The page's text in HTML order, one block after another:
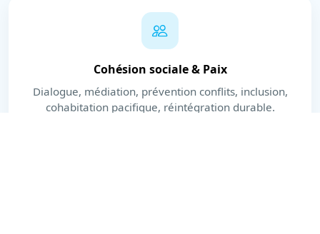
Cohésion sociale & Paix
Dialogue, médiation, prévention conflits, inclusion,
cohabitation pacifique, réintégration durable.